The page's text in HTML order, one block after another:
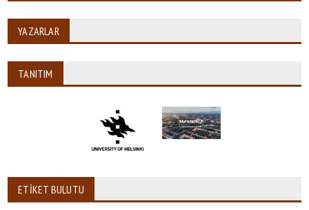
YAZARLAR
TANITIM
ETIKET BULUTU